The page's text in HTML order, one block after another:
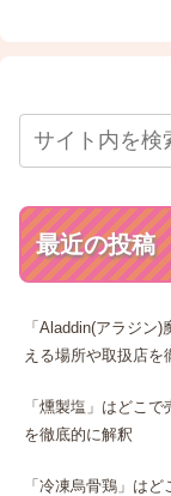
最近の投稿
「Aladdin(アラジン
える場所や取扱店を
「燻製塩」はどこ
を徹底的に解釈
「冷凍烏骨鶏」は